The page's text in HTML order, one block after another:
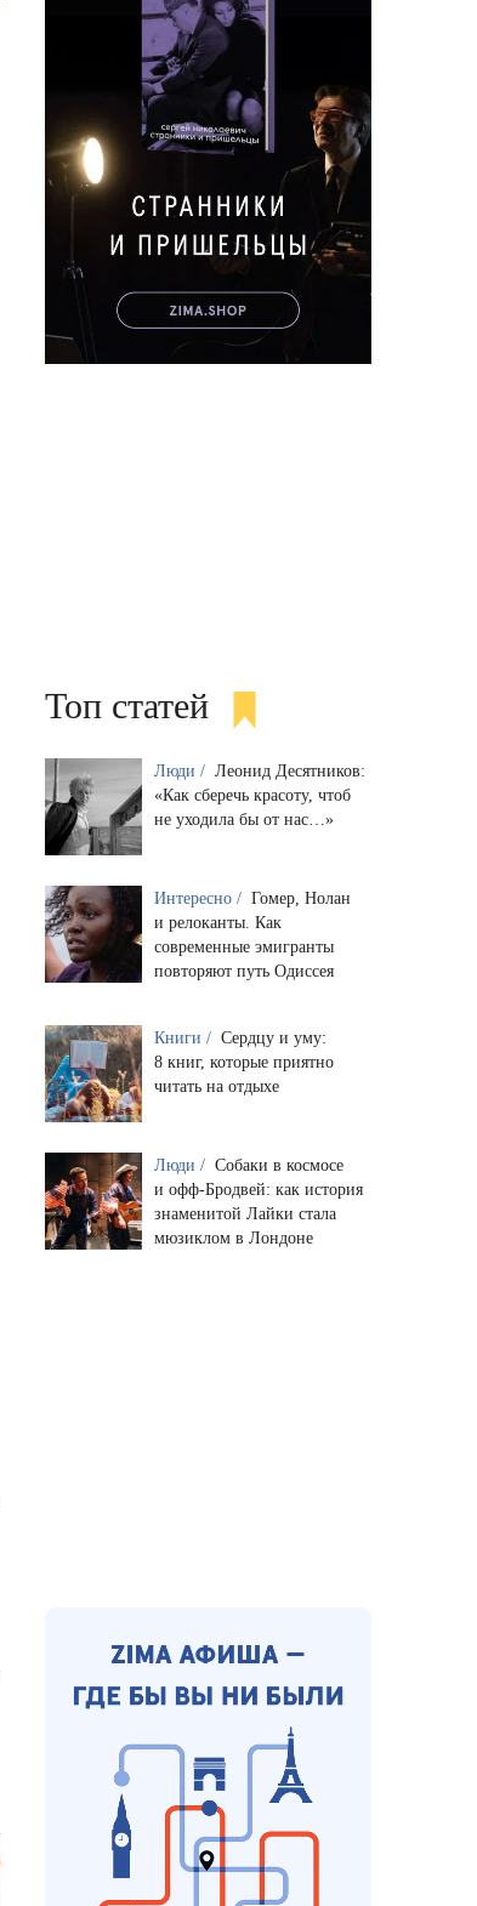
Топ статей
Люди / Леонид Десятников:
«Как сберечь красоту, чтоб
не уходила бы от нас…»
Интересно / Гомер, Нолан
и релоканты. Как
современные эмигранты
повторяют путь Одиссея
Книги / Сердцу и уму:
8 книг, которые приятно
читать на отдыхе
Люди / Собаки в космосе
и офф-Бродвей: как история
знаменитой Лайки стала
мюзиклом в Лондоне